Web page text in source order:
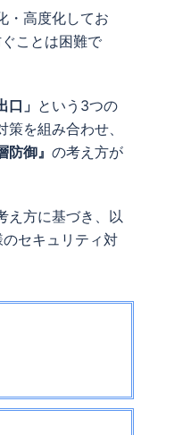
・高度化してお
ことは困難で
口」 という3つの
を組み合わせ、
防御』 の考え方が
え方に基づき、以
セキュリティ対